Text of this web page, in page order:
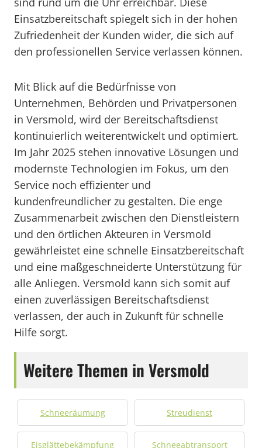
Einsatzbereitschaft spiegelt sich in der hohen
Zufriedenheit der Kunden wider, die sich auf
den professionellen Service verlassen können.
Mit Blick auf die Bedürfnisse von
Unternehmen, Behörden und Privatpersonen
in Versmold, wird der Bereitschaftsdienst
kontinuierlich weiterentwickelt und optimiert.
Im Jahr 2025 stehen innovative Lösungen und
modernste Technologien im Fokus, um den
Service noch effizienter und
kundenfreundlicher zu gestalten. Die enge
Zusammenarbeit zwischen den Dienstleistern
und den örtlichen Akteuren in Versmold
gewährleistet eine schnelle Einsatzbereitschaft
und eine maßgeschneiderte Unterstützung für
alle Anliegen. Versmold kann sich somit auf
einen zuverlässigen Bereitschaftsdienst
verlassen, der auch in Zukunft für schnelle
Hilfe sorgt.
Weitere Themen in Versmold
Schneeräumung Streudienst
Eisglättebekämpfung Schneeabtransport